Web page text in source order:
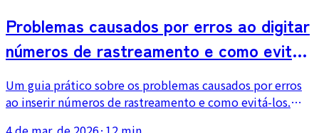
Problemas causados por erros ao digitar
números de rastreamento e como evitá-
los
Um guia prático sobre os problemas causados por erros
ao inserir números de rastreamento e como evitá-los.